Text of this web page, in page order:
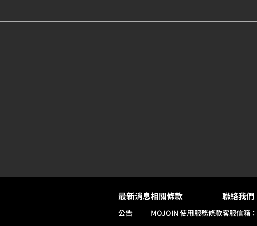
最新消息
公告
相關條款
MOJOIN 使用服務條款
聯絡我們
客服信箱：